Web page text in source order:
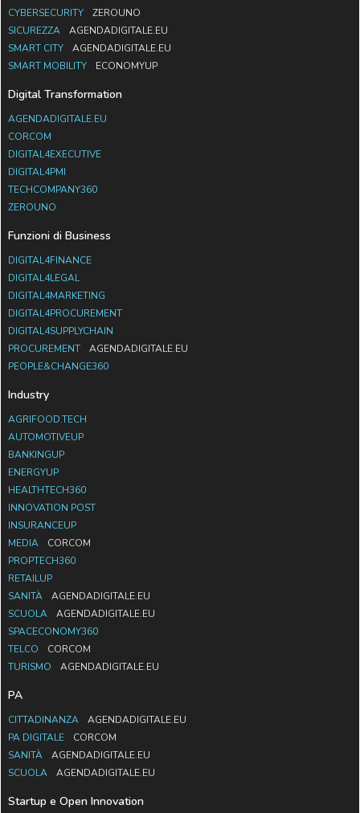
CYBERSECURITY
ZEROUNO
SICUREZZA
AGENDADIGITALE.EU
SMART CITY
AGENDADIGITALE.EU
SMART MOBILITY
ECONOMYUP
Digital Transformation
AGENDADIGITALE.EU
CORCOM
DIGITAL4EXECUTIVE
DIGITAL4PMI
TECHCOMPANY360
ZEROUNO
Funzioni di Business
DIGITAL4FINANCE
DIGITAL4LEGAL
DIGITAL4MARKETING
DIGITAL4PROCUREMENT
DIGITAL4SUPPLYCHAIN
PROCUREMENT
AGENDADIGITALE.EU
PEOPLE&CHANGE360
Industry
AGRIFOOD.TECH
AUTOMOTIVEUP
BANKINGUP
ENERGYUP
HEALTHTECH360
INNOVATION POST
INSURANCEUP
MEDIA
CORCOM
PROPTECH360
RETAILUP
SANITÀ
AGENDADIGITALE.EU
SCUOLA
AGENDADIGITALE.EU
SPACECONOMY360
TELCO
CORCOM
TURISMO
AGENDADIGITALE.EU
PA
CITTADINANZA
AGENDADIGITALE.EU
PA DIGITALE
CORCOM
SANITÀ
AGENDADIGITALE.EU
SCUOLA
AGENDADIGITALE.EU
Startup e Open Innovation